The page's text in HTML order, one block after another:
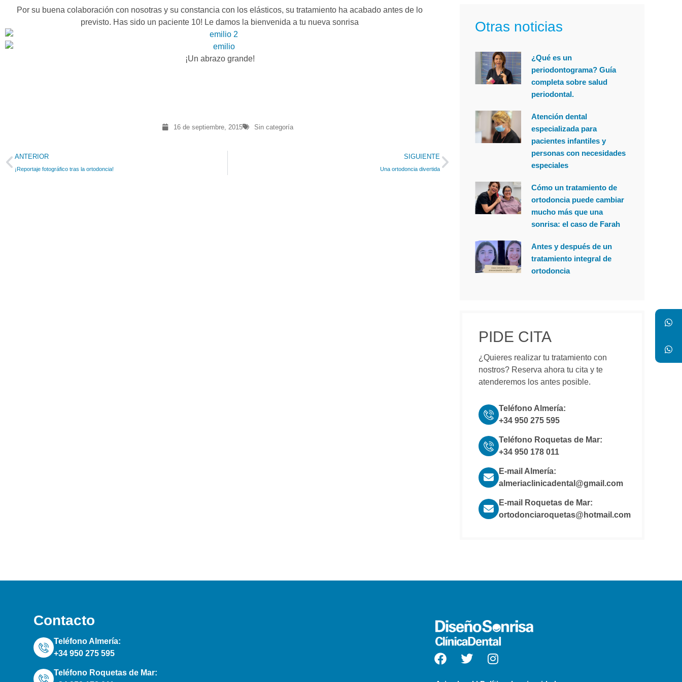
Por su buena colaboración con nosotras y su constancia con los elásticos, su tratamiento ha acabado antes de lo
previsto. Has sido un paciente 10! Le damos la bienvenida a tu nueva sonrisa
¡Un abrazo grande!
16 de septiembre, 2015 Sin categoría
ANTERIOR
¡Reportaje fotográfico tras la ortodoncia!
SIGUIENTE
Una ortodoncia divertida
Otras noticias
¿Qué es un
periodontograma? Guía
completa sobre salud
periodontal.
Atención dental
especializada para
pacientes infantiles y
personas con necesidades
especiales
Cómo un tratamiento de
ortodoncia puede cambiar
mucho más que una
sonrisa: el caso de Farah
Antes y después de un
tratamiento integral de
ortodoncia
PIDE CITA
¿Quieres realizar tu tratamiento con
nostros? Reserva ahora tu cita y te
atenderemos los antes posible.
Teléfono Almería:
+34 950 275 595
Teléfono Roquetas de Mar:
+34 950 178 011
E-mail Almería:
almeriaclinicadental@gmail.com
E-mail Roquetas de Mar:
ortodonciaroquetas@hotmail.com
Contacto
Teléfono Almería:
+34 950 275 595
Teléfono Roquetas de Mar: